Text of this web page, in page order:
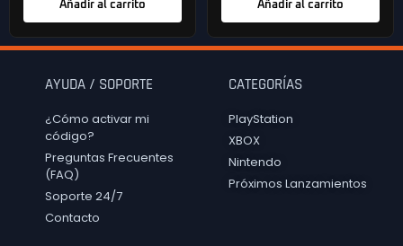
Añadir al carrito Añadir al carrito
AYUDA / SOPORTE
¿Cómo activar mi
código?
Preguntas Frecuentes
(FAQ)
Soporte 24/7
Contacto
CATEGORÍAS
PlayStation
XBOX
Nintendo
Próximos Lanzamientos